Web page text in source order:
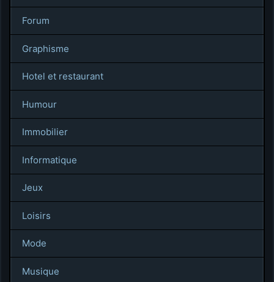
Forum
Graphisme
Hotel et restaurant
Humour
Immobilier
Informatique
Jeux
Loisirs
Mode
Musique